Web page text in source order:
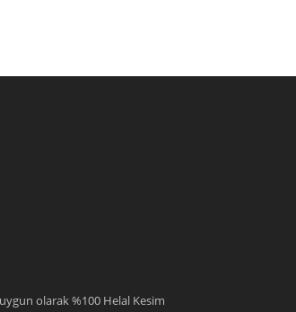
olarak %100 Helal Kesim